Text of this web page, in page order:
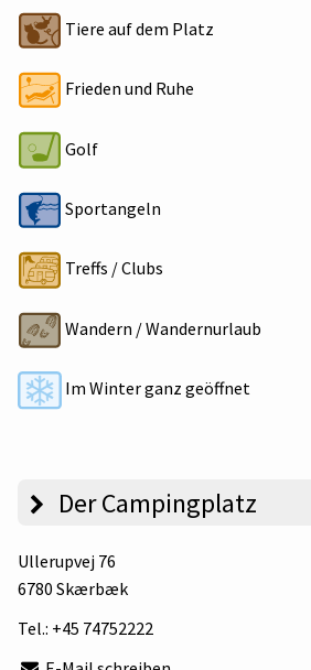
Tiere auf dem Platz
Frieden und Ruhe
Golf
Sportangeln
Treffs / Clubs
Wandern / Wandernurlaub
Im Winter ganz geöffnet
Der Campingplatz
Ullerupvej 76
6780 Skærbæk
Tel.: +45 74752222